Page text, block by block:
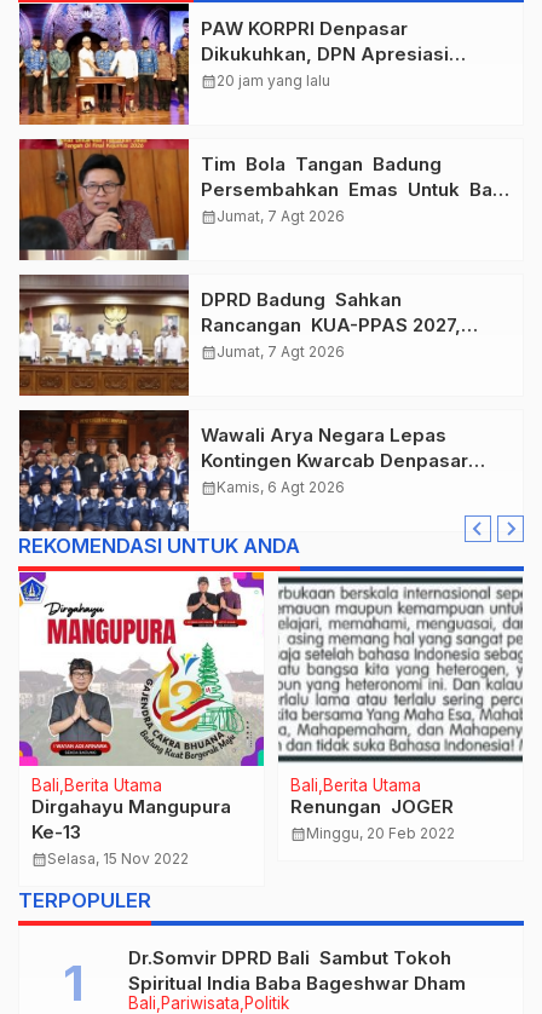
PAW KORPRI Denpasar
Dikukuhkan, DPN Apresiasi
“Sembagi Arutala” untuk Lindungi
calendar_month20 jam yang lalu
Tim Bola Tangan Badung
Persembahkan Emas Untuk Bali
, Taklukkan Jawa Tengah Di
calendar_monthJumat, 7 Agt 2026
DPRD Badung Sahkan
Rancangan KUA-PPAS 2027,
Anggaran Tembus Lebih Dari
calendar_monthJumat, 7 Agt 2026
Wawali Arya Negara Lepas
Kontingen Kwarcab Denpasar
Menuju Jambore Nasional XII
calendar_monthKamis, 6 Agt 2026
REKOMENDASI UNTUK ANDA
Bali Berita Utama
Dirgahayu Mangupura
Ke-13
calendar_monthSelasa, 15 Nov 2022
Bali Berita Utama
Renungan JOGER
calendar_monthMinggu, 20 Feb 2022
TERPOPULER
Bali Pariwisata Politik
Dr.Somvir DPRD Bali Sambut Tokoh
Spiritual India Baba Bageshwar Dham